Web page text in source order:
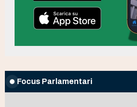
Focus Parlamentari